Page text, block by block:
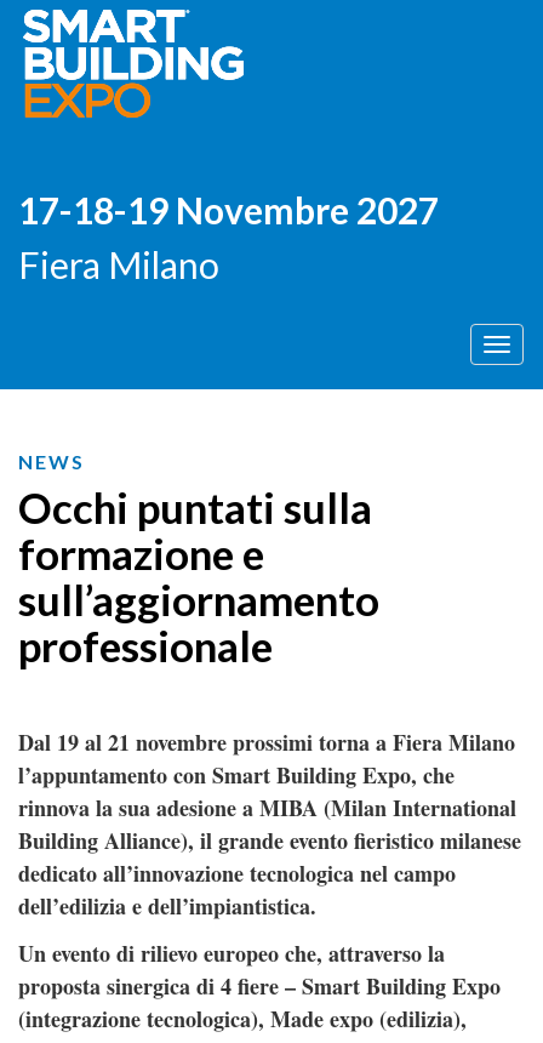
17-18-19 Novembre 2027
Fiera Milano
Menù
NEWS
Occhi puntati sulla
formazione e
sull’aggiornamento
professionale
Dal 19 al 21 novembre prossimi torna a Fiera Milano
l’appuntamento con Smart Building Expo, che
rinnova la sua adesione a MIBA (Milan International
Building Alliance), il grande evento fieristico milanese
dedicato all’innovazione tecnologica nel campo
dell’edilizia e dell’impiantistica.
Un evento di rilievo europeo che, attraverso la
proposta sinergica di 4 fiere – Smart Building Expo
(integrazione tecnologica), Made expo (edilizia),